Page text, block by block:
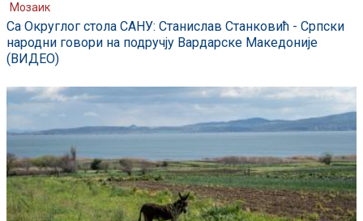
Мозаик
Са Округлог стола САНУ: Станислав Станковић - Српски
народни говори на подручју Вардарске Македоније
(ВИДЕО)